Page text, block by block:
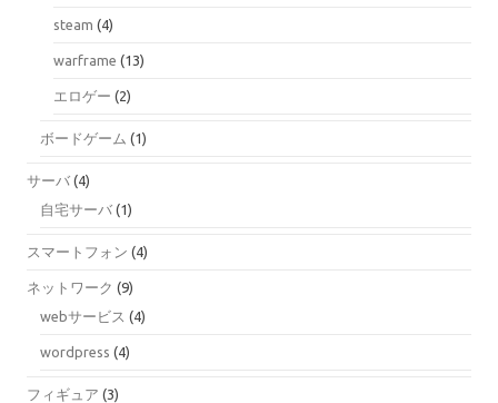
steam (4)
warframe (13)
エロゲー (2)
ボードゲーム (1)
サーバ (4)
自宅サーバ (1)
スマートフォン (4)
ネットワーク (9)
webサービス (4)
wordpress (4)
フィギュア (3)